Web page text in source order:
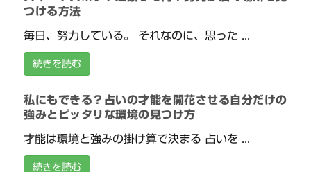
つける方法
毎日、努力している。 それなのに、思った ...
続きを読む
私にもできる？占いの才能を開花させる自分だけの
強みとピッタリな環境の見つけ方
才能は環境と強みの掛け算で決まる 占いを ...
続きを読む